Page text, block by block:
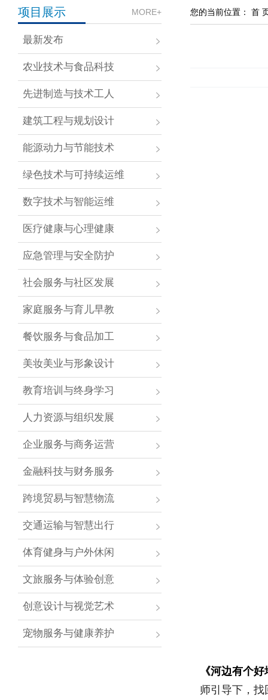
MORE+
项目展示
最新发布
农业技术与食品科技
先进制造与技术工人
建筑工程与规划设计
能源动力与节能技术
绿色技术与可持续运维
数字技术与智能运维
医疗健康与心理健康
应急管理与安全防护
社会服务与社区发展
家庭服务与育儿早教
餐饮服务与食品加工
美妆美业与形象设计
教育培训与终身学习
人力资源与组织发展
企业服务与商务运营
金融科技与财务服务
跨境贸易与智慧物流
交通运输与智慧出行
体育健身与户外休闲
文旅服务与体验创意
创意设计与视觉艺术
宠物服务与健康养护
您的当前位置： 首
《河边有个
师引导下，